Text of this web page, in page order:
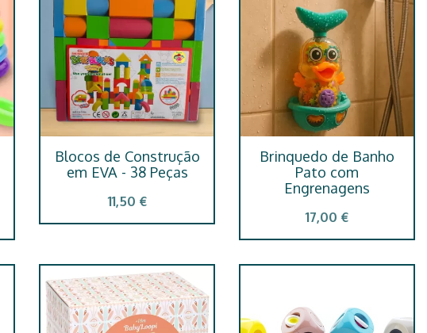
Blocos de Construção
em EVA - 38 Peças
11,50 €
Brinquedo de Banho
Pato com
Engrenagens
17,00 €